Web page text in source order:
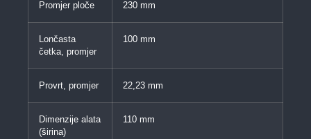
Promjer ploče 230 mm
Lončasta
četka, promjer
100 mm
Provrt, promjer 22,23 mm
Dimenzije alata
(širina)
110 mm